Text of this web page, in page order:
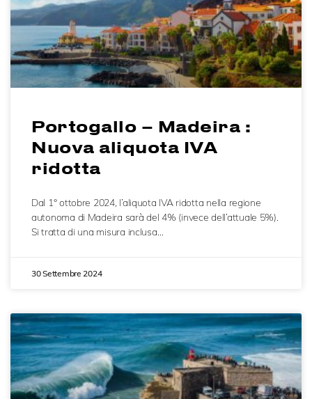
Portogallo – Madeira :
Nuova aliquota IVA
ridotta
Dal 1° ottobre 2024, l’aliquota IVA ridotta nella regione
autonoma di Madeira sarà del 4% (invece dell’attuale 5%).
Si tratta di una misura inclusa…
30 Settembre 2024